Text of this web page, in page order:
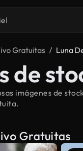
Gratuitas Luna
de
imágenes de
Gratuitas